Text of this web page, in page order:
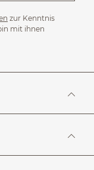
zur Kenntnis
mit ihnen